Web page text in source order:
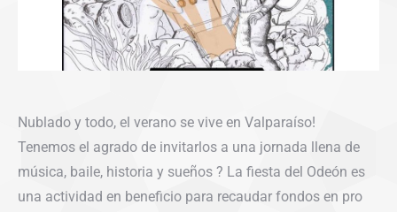
Nublado y todo, el verano se vive en Valparaíso!
Tenemos el agrado de invitarlos a una jornada llena de
música, baile, historia y sueños ? La fiesta del Odeón es
una actividad en beneficio para recaudar fondos en pro